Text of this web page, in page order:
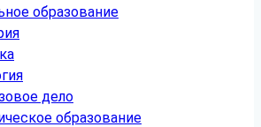
образование
дело
образование